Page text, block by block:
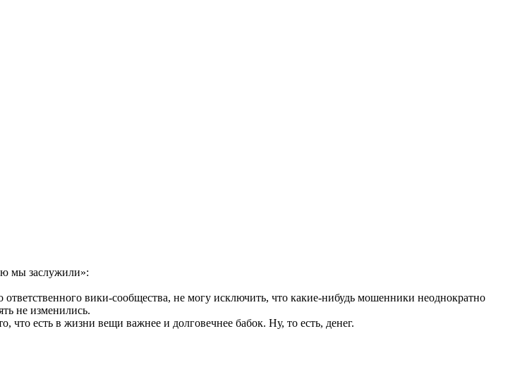
мы заслужили»:
вики-сообщества, не могу исключить, что какие-нибудь мошенники неоднократно
не изменились.
что есть в жизни вещи важнее и долговечнее бабок. Ну, то есть, денег.